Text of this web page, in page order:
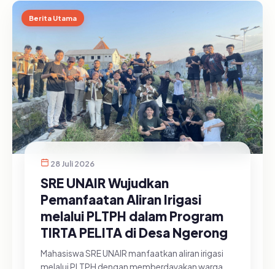
Berita Utama
28 Juli 2026
SRE UNAIR Wujudkan
Pemanfaatan Aliran Irigasi
melalui PLTPH dalam Program
TIRTA PELITA di Desa Ngerong
Mahasiswa SRE UNAIR manfaatkan aliran irigasi
melalui PLTPH dengan memberdayakan warga